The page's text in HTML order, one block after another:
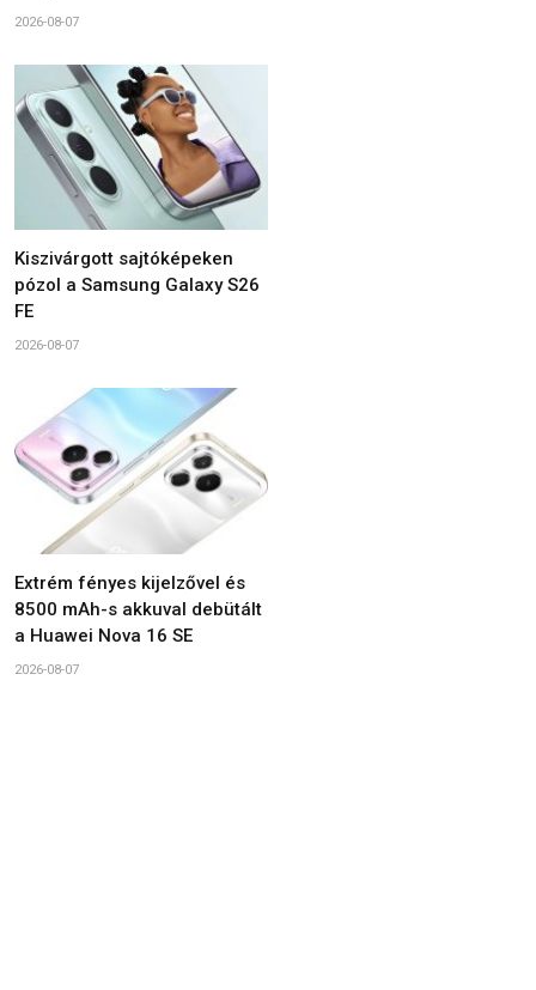
2026-08-07
Kiszivárgott sajtóképeken
pózol a Samsung Galaxy S26
FE
2026-08-07
Extrém fényes kijelzővel és
8500 mAh-s akkuval debütált
a Huawei Nova 16 SE
2026-08-07